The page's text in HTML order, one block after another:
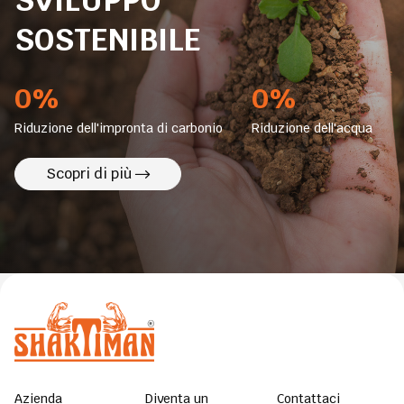
SOSTENIBILE
0%
Riduzione dell'impronta di carbonio
0%
Riduzione dell'acqua
Scopri di più
Azienda Diventa un Contattaci